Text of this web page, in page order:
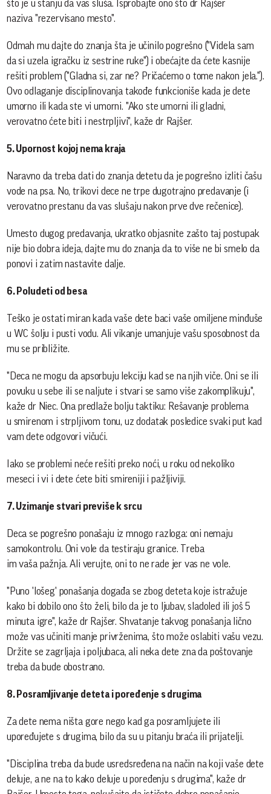
što je u stanju da vas sluša. Isprobajte ono što dr Rajšer
naziva "rezervisano mesto".
Odmah mu dajte do znanja šta je učinilo pogrešno ("Videla sam
da si uzela igračku iz sestrine ruke") i obećajte da ćete kasnije
rešiti problem ("Gladna si, zar ne? Pričaćemo o tome nakon jela.").
Ovo odlaganje disciplinovanja takođe funkcioniše kada je dete
umorno ili kada ste vi umorni. "Ako ste umorni ili gladni,
verovatno ćete biti i nestrpljivi", kaže dr Rajšer.
5. Upornost kojoj nema kraja
Naravno da treba dati do znanja detetu da je pogrešno izliti čašu
vode na psa. No, trikovi dece ne trpe dugotrajno predavanje (i
verovatno prestanu da vas slušaju nakon prve dve rečenice).
Umesto dugog predavanja, ukratko objasnite zašto taj postupak
nije bio dobra ideja, dajte mu do znanja da to više ne bi smelo da
ponovi i zatim nastavite dalje.
6. Poludeti od besa
Teško je ostati miran kada vaše dete baci vaše omiljene minđuše
u WC šolju i pusti vodu. Ali vikanje umanjuje vašu sposobnost da
mu se približite.
"Deca ne mogu da apsorbuju lekciju kad se na njih viče. Oni se ili
povuku u sebe ili se naljute i stvari se samo više zakomplikuju",
kaže dr Niec. Ona predlaže bolju taktiku: Rešavanje problema
u smirenom i strpljivom tonu, uz dodatak posledice svaki put kad
vam dete odgovori vičući.
Iako se problemi neće rešiti preko noći, u roku od nekoliko
meseci i vi i dete ćete biti smireniji i pažljiviji.
7. Uzimanje stvari previše k srcu
Deca se pogrešno ponašaju iz mnogo razloga: oni nemaju
samokontrolu. Oni vole da testiraju granice. Treba
im vaša pažnja. Ali verujte, oni to ne rade jer vas ne vole.
"Puno 'lošeg' ponašanja događa se zbog deteta koje istražuje
kako bi dobilo ono što želi, bilo da je to ljubav, sladoled ili još 5
minuta igre", kaže dr Rajšer. Shvatanje takvog ponašanja lično
može vas učiniti manje privrženima, što može oslabiti vašu vezu.
Držite se zagrljaja i poljubaca, ali neka dete zna da poštovanje
treba da bude obostrano.
8. Posramljivanje deteta i poređenje s drugima
Za dete nema ništa gore nego kad ga posramljujete ili
upoređujete s drugima, bilo da su u pitanju braća ili prijatelji.
"Disciplina treba da bude usredsređena na način na koji vaše dete
deluje, a ne na to kako deluje u poređenju s drugima", kaže dr